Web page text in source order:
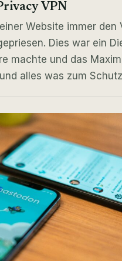
VPN
Website immer den
Dies war ein
machte und das
alles was zum